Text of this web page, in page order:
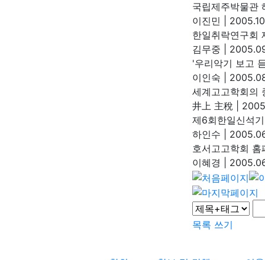
국립제주박물관
이진민
한일취락연구회
김무중
'우리악기 보고
이인숙
세계고고학회의
井上 主稅
제6회한일신석
하인수
호서고고학회 홈
이혜경
목록 쓰기